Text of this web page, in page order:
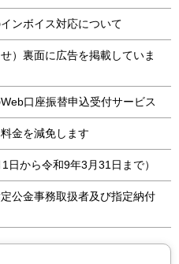
ンボイス対応について
）裏面に広告を掲載していま
口座振替申込受付サービス
金を減免します
日から令和9年3月31日まで）
公金事務取扱者及び指定納付